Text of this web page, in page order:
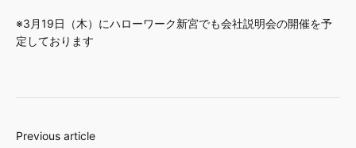
※3月19日（木）にハローワーク新宮でも会社説明会の開催を予
定しております
Previous article